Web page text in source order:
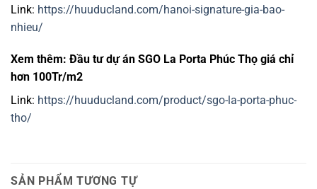
Link: https://huuducland.com/hanoi-signature-gia-bao-
nhieu/
Xem thêm: Đầu tư dự án SGO La Porta Phúc Thọ giá chỉ
hơn 100Tr/m2
Link: https://huuducland.com/product/sgo-la-porta-phuc-
tho/
SẢN PHẨM TƯƠNG TỰ